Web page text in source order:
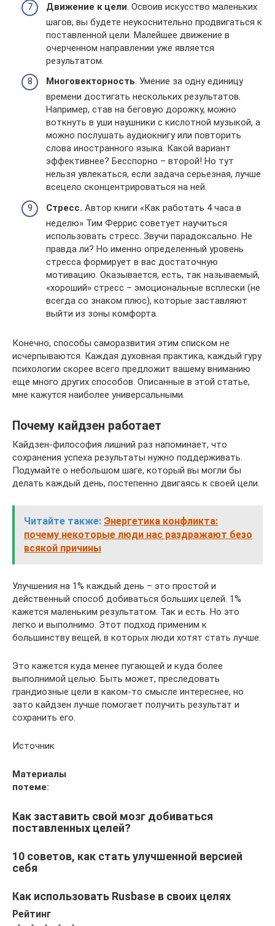
Движение к цели. Освоив искусство маленьких
шагов, вы будете неукоснительно продвигаться к
поставленной цели. Малейшее движение в
очерченном направлении уже является
результатом.
Многовекторность. Умение за одну единицу
времени достигать нескольких результатов.
Например, став на беговую дорожку, можно
воткнуть в уши наушники с кислотной музыкой, а
можно послушать аудиокнигу или повторить
слова иностранного языка. Какой вариант
эффективнее? Бесспорно – второй! Но тут
нельзя увлекаться, если задача серьезная, лучше
всецело сконцентрироваться на ней.
Стресс. Автор книги «Как работать 4 часа в
неделю» Тим Феррис советует научиться
использовать стресс. Звучи парадоксально. Не
правда ли? Но именно определенный уровень
стресса формирует в вас достаточную
мотивацию. Оказывается, есть, так называемый,
«хороший» стресс – эмоциональные всплески (не
всегда со знаком плюс), которые заставляют
выйти из зоны комфорта.
Конечно, способы саморазвития этим списком не
исчерпываются. Каждая духовная практика, каждый гуру
психологии скорее всего предложит вашему вниманию
еще много других способов. Описанные в этой статье,
мне кажутся наиболее универсальными.
Почему кайдзен работает
Кайдзен-философия лишний раз напоминает, что
сохранения успеха результаты нужно поддерживать.
Подумайте о небольшом шаге, который вы могли бы
делать каждый день, постепенно двигаясь к своей цели.
Читайте также: Энергетика конфликта:
почему некоторые люди нас раздражают безо
всякой причины
Улучшения на 1% каждый день – это простой и
действенный способ добиваться больших целей. 1%
кажется маленьким результатом. Так и есть. Но это
легко и выполнимо. Этот подход применим к
большинству вещей, в которых люди хотят стать лучше.
Это кажется куда менее пугающей и куда более
выполнимой целью. Быть может, преследовать
грандиозные цели в каком-то смысле интереснее, но
зато кайдзен лучше помогает получить результат и
сохранить его.
Источник
Материалы
потеме:
Как заставить свой мозг добиваться
поставленных целей?
10 советов, как стать улучшенной версией
себя
Как использовать Rusbase в своих целях
Рейтинг